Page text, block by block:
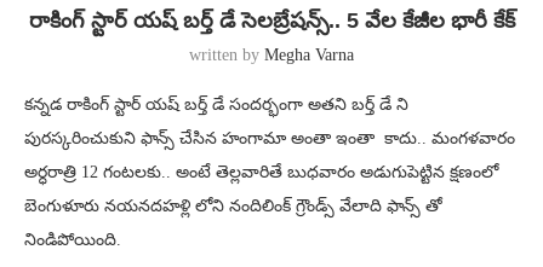
రాకింగ్ స్టార్ యష్ బర్త్ డే సెలబ్రేషన్స్.. 5 వేల కేజీల భారీ కేక్
written by Megha Varna
కన్నడ రాకింగ్ స్టార్ యష్ బర్త్ డే సందర్భంగా అతని బర్త్ డే ని
పురస్కరించుకుని ఫాన్స్ చేసిన హంగామా అంతా ఇంతా కాదు.. మంగళవారం
అర్ధరాత్రి 12 గంటలకు.. అంటే తెల్లవారితే బుధవారం అడుగుపెట్టిన క్షణంలో
బెంగుళూరు నయనదహళ్లి లోని నందిలింక్ గ్రౌండ్స్ వేలాది ఫాన్స్ తో
నిండిపోయింది.